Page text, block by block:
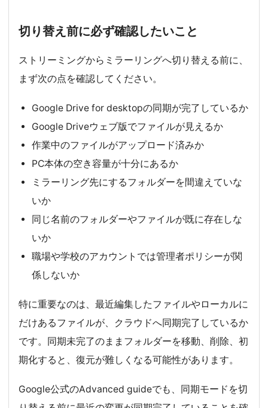
切り替え前に必ず確認したいこと
ストリーミングからミラーリングへ切り替える前に、
まず次の点を確認してください。
Google Drive for desktopの同期が完了しているか
Google Driveウェブ版でファイルが見えるか
作業中のファイルがアップロード済みか
PC本体の空き容量が十分にあるか
ミラーリング先にするフォルダーを間違えていな
いか
同じ名前のフォルダーやファイルが既に存在しな
いか
職場や学校のアカウントでは管理者ポリシーが関
係しないか
特に重要なのは、最近編集したファイルやローカルに
だけあるファイルが、クラウドへ同期完了しているか
です。同期未完了のままフォルダーを移動、削除、初
期化すると、復元が難しくなる可能性があります。
Google公式のAdvanced guideでも、同期モードを切